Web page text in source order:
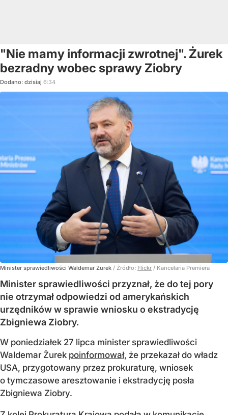
"Nie mamy informacji zwrotnej". Żurek
bezradny wobec sprawy Ziobry
Dodano: dzisiaj 6:34
Minister sprawiedliwości Waldemar Żurek / Źródło: Flickr / Kancelaria Premiera
Minister sprawiedliwości przyznał, że do tej pory
nie otrzymał odpowiedzi od amerykańskich
urzędników w sprawie wniosku o ekstradycję
Zbigniewa Ziobry.
W poniedziałek 27 lipca minister sprawiedliwości
Waldemar Żurek poinformował, że przekazał do władz
USA, przygotowany przez prokuraturę, wniosek
o tymczasowe aresztowanie i ekstradycję posła
Zbigniewa Ziobry.